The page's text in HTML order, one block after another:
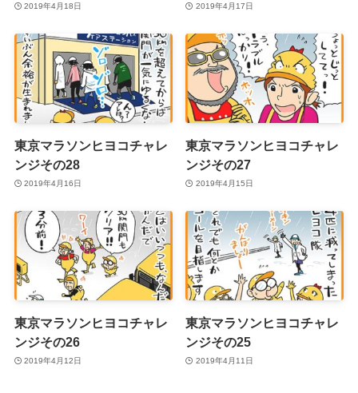
2019年4月18日 2019年4月17日
東京マラソンヒヨコチャレ
ンジその28
2019年4月16日
東京マラソンヒヨコチャレ
ンジその27
2019年4月15日
東京マラソンヒヨコチャレ
ンジその26
2019年4月12日
東京マラソンヒヨコチャレ
ンジその25
2019年4月11日